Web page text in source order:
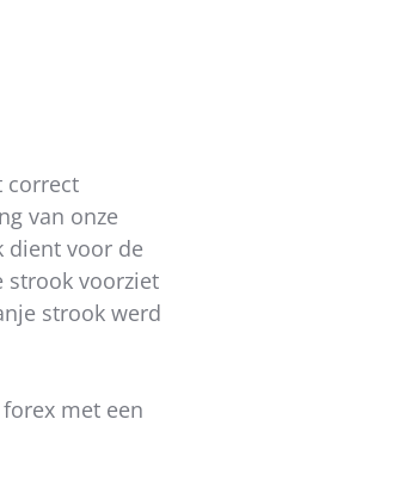
correct
van onze
dient voor de
strook voorziet
strook werd
met een